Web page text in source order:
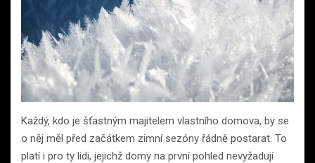
Každý, kdo je šťastným majitelem vlastního domova, by se
o něj měl před začátkem zimní sezóny řádně postarat. To
platí i pro ty lidi, jejichž domy na první pohled nevyžadují